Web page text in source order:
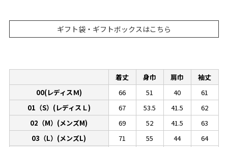
ギフト袋・ギフトボックスはこちら
着丈 身巾 肩巾
袖丈
00(レディスＭ)
66 51 40
61
01（S）(レディスＬ)
67 53.5 41.5
62
02（M）(メンズM)
69 52 41.5
63
03（L）(メンズL)
71 55 44
64